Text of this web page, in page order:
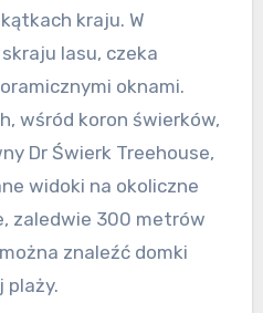
kraju. W
lasu, czeka
oknami.
wśród koron świerków,
Dr Świerk Treehouse,
widoki na okoliczne
zaledwie 300 metrów
znaleźć domki
plaży.